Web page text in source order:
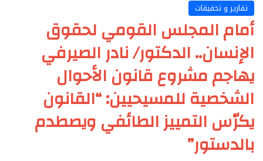
تقارير و تحقيقات
أمام المجلس القومي لحقوق
الإنسان.. الدكتور/ نادر الصيرفي
يهاجم مشروع قانون الأحوال
الشخصية للمسيحيين: “القانون
يكرّس التمييز الطائفي ويصطدم
بالدستور”